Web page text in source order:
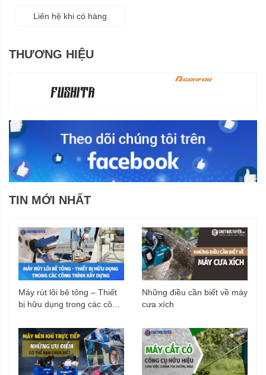
Liên hệ khi có hàng
THƯƠNG HIỆU
TIN MỚI NHẤT
Máy rút lõi bê tông – Thiết
bị hữu dụng trong các công
Những điều cần biết về máy
cưa xích